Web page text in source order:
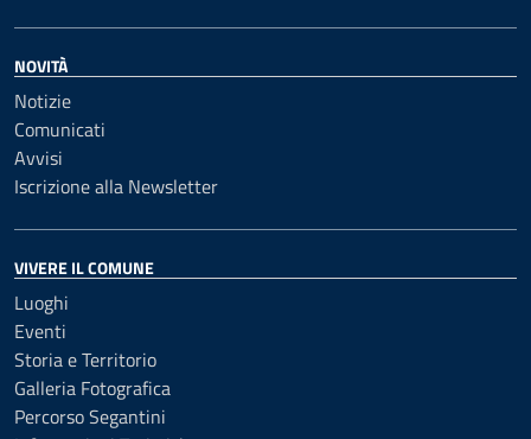
NOVITÀ
Notizie
Comunicati
Avvisi
Iscrizione alla Newsletter
VIVERE IL COMUNE
Luoghi
Eventi
Storia e Territorio
Galleria Fotografica
Percorso Segantini